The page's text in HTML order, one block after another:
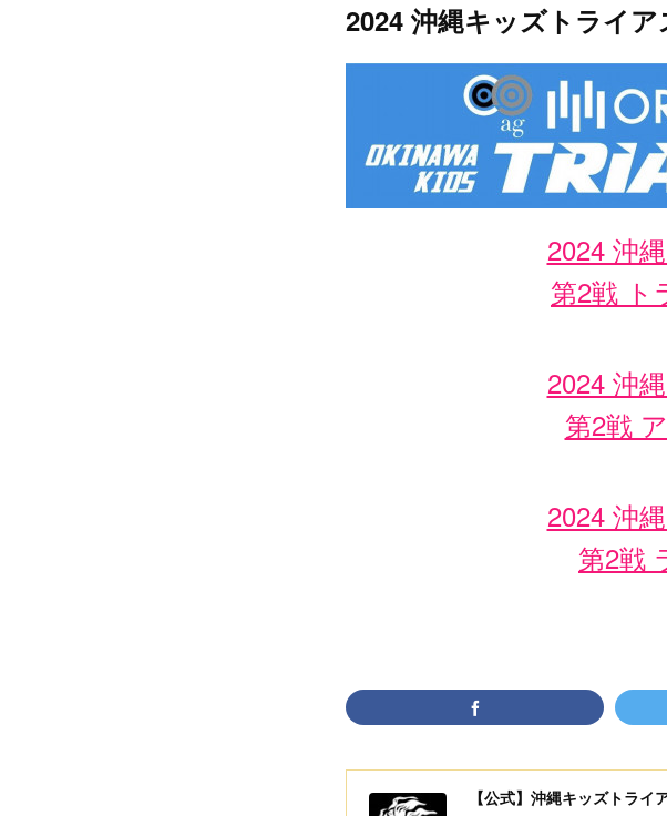
2024 沖縄キッズトライ
2024 沖
第2戦 ト
2024 沖
第2戦
2024 沖
第2戦
【公式】沖縄キッズトラ